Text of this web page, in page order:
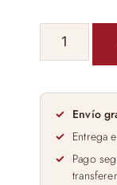
Vino
Solera
Sherry
75cl
cantidad
Envío
Entrega
Pago